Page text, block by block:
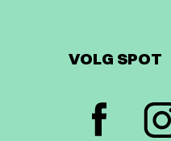
VOLG SPOT